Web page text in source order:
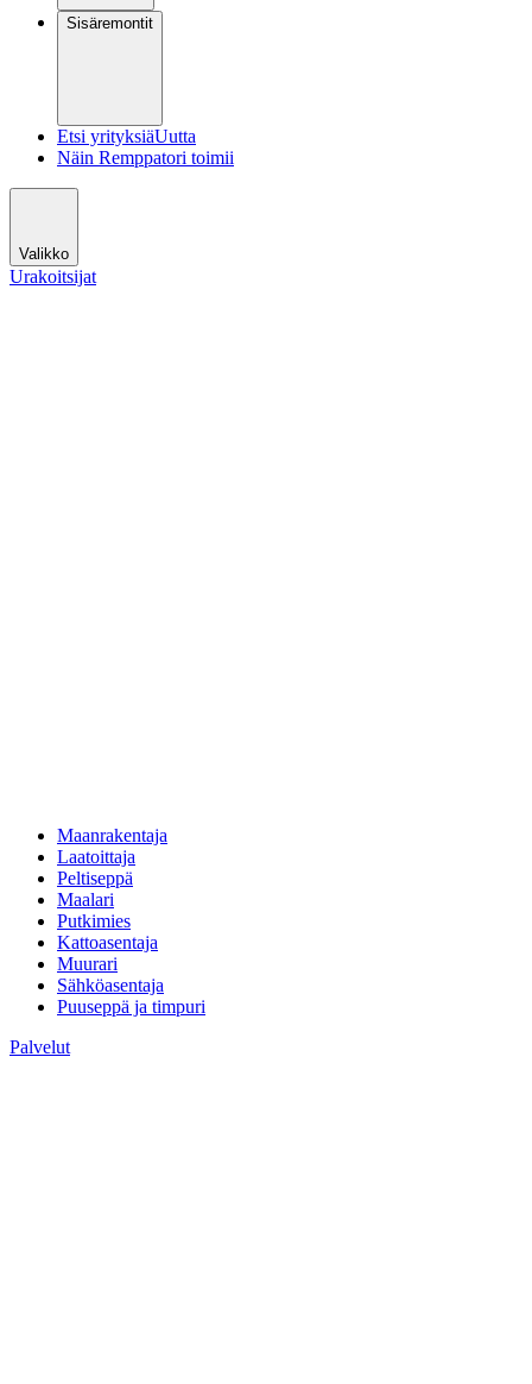
Sisäremontit
Etsi yrityksiäUutta
Näin Remppatori toimii
Valikko
Urakoitsijat
Maanrakentaja
Laatoittaja
Peltiseppä
Maalari
Putkimies
Kattoasentaja
Muurari
Sähköasentaja
Puuseppä ja timpuri
Palvelut